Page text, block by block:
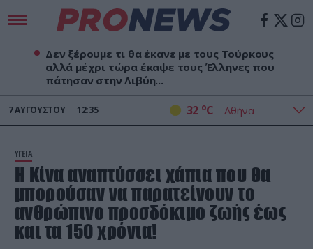
Δεν ξέρουμε τι θα έκανε με τους Τούρκους
αλλά μέχρι τώρα έκαψε τους Έλληνες που
πάτησαν στην Λιβύη...
7ΑΥΓΟΎΣΤΟΥ 12:36 32 oC
ΥΓΕΙΑ
Η Κίνα αναπτύσσει χάπια που θα
μπορούσαν να παρατείνουν το
ανθρώπινο προσδόκιμο ζωής έως
και τα 150 χρόνια!